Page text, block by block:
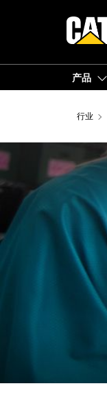
产品
行业